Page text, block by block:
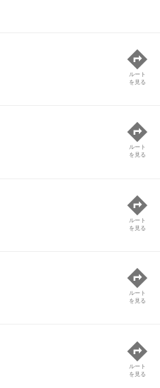
ルート
を見る
ルート
を見る
ルート
を見る
ルート
を見る
ルート
を見る